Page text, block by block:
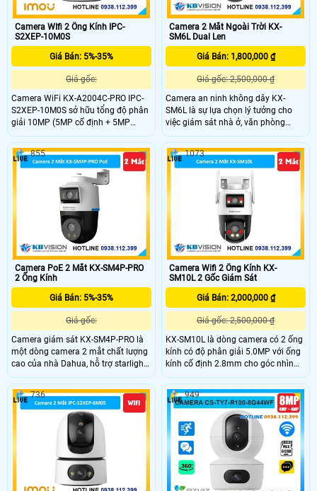
Camera WIfi 2 Ống Kính IPC-
S2XEP-10M0S
Giá Bán: 5%-35%
Giá gốc:
Camera WiFi KX-A2004C-PRO IPC-
S2XEP-10M0S sở hữu tổng độ phân
giải 10MP (5MP cố định + 5MP
quay quét), cho hình ảnh rõ nét vượt
trội. Hỗ trợ quay ngang 355° và dọc
90° điều khiển từ xa, giúp quan sát
toàn cảnh hiệu quả. Ống kính
3.6mm cho góc nhìn rộng đến 88°.
Camera 2 Mắt Ngoài Trời KX-
SM6L Dual Len
Giá Bán: 1,800,000 ₫
Giá gốc: 2,500,000 ₫
Camera an ninh không dây KX-
SM6L là sự lựa chọn lý tưởng cho
việc giám sát nhà ở, văn phòng
hoặc cửa hàng một cách hiệu quả.
Với khả năng giám sát 2 góc nhìn
cùng lúc, với mỗi ống kính 3.0MP
cho ra hình ảnh sắc nét, có thể điều
khiển trên điện thoại
Camera PoE 2 Mắt KX-SM4P-PRO
2 Ống Kính
Giá Bán: 5%-35%
Giá gốc:
Camera giám sát KX-SM4P-PRO là
một dòng camera 2 mắt chất lượng
cao của nhà Dahua, hỗ trợ starlight
với độ nhạy sáng cực kì thấp, với
đèn Led hỗ trợ ánh sáng tầm xa
30m, phân biệt người và xe SMD
plus, phát hiện âm thanh bất
855
Camera Wifi 2 Ống Kính KX-
SM10L 2 Gốc Giám Sát
Giá Bán: 2,000,000 ₫
Giá gốc: 2,500,000 ₫
KX-SM10L là dòng camera có 2 ống
kính có độ phân giải 5.0MP với ống
kính cố định 2.8mm cho góc nhìn
rộng 95°, ống kính quay quét 6mm
hỗ trợ điều khiển từ xa, tích hợp
micro và loa giúp đàm thoại 2 chiều,
trang bị đèn Led giúp nhìn có màu
vào ban đên.
1073
736 949